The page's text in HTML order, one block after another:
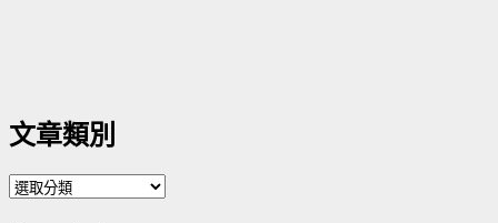
文章類別
文